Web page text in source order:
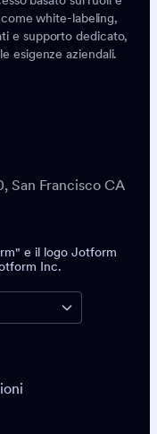
white-labeling,
e supporto dedicato,
esigenze aziendali.
San Francisco CA
e il logo Jotform
Inc.